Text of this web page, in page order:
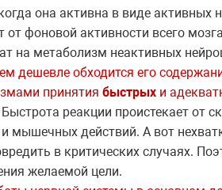
она активна в виде активных
фоновой активности всего
на метаболизм неактивных
дешевле обходится его
принятия быстрых и
реакции проистекает от
мышечных действий. А вот
в критических случаях.
желаемой цели.